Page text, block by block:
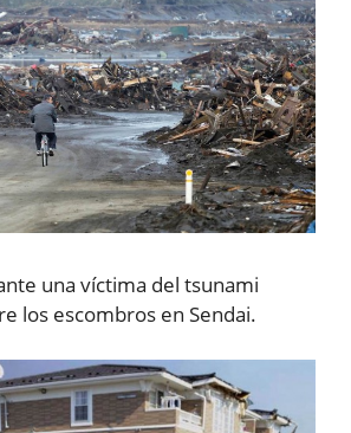
una víctima del tsunami
los escombros en Sendai.